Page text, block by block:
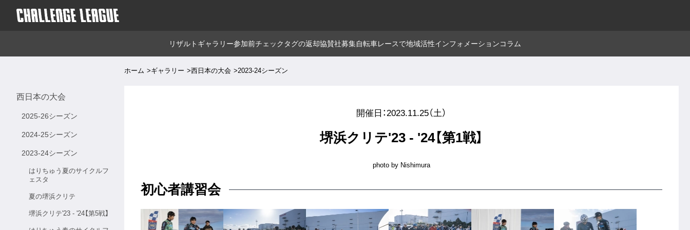
リザルト ギャラリー参加前チェック タグの返却協賛社募集自転車レースで地域活性インフォメーションコラム
西日本の大会
2025-26シーズン
2024-25シーズン
2023-24シーズン
はりちゅう夏のサイクルフ
ェスタ
夏の堺浜クリテ
堺浜クリテ'23 - '24【第5戦】
ホーム ギャラリー 西日本の大会 2023-24シーズン
開催日：2023.11.25（土）
堺浜クリテ'23 - '24【第1戦】
photo by Nishimura
初心者講習会